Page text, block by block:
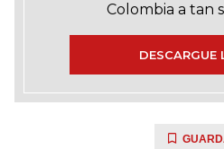
Colombia a tan
DESCARGUE